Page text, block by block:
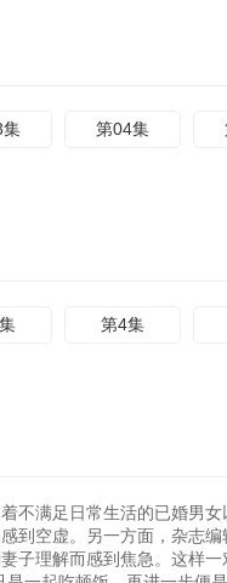
集 第04集
第4集
不满足日常生活的已婚男
到空虚。另一方面，杂志
子理解而感到焦急。这样